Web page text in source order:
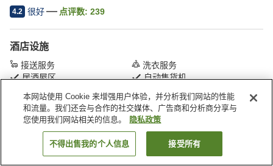
4.2 很好 点评数: 239
酒店设施
接送服务
洗衣服务
居酒屋区
自动售货机
首页 日本 爱知县 刈谷 刈谷QS公园酒店
搜索客房
本网站使用 Cookie 来增强用户体验，并分析我们网站的性能
和流量。我们还会与合作的社交媒体、广告商和分析商分享与
您使用我们网站相关的信息。
隐私政策
不得出售我的个人信息 接受所有